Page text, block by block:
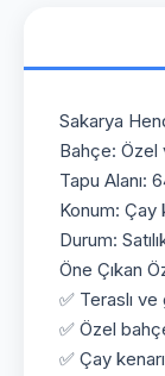
Sakarya
Bahçe: Özel
Tapu Alanı:
Konum: Çay
Durum:
Öne Çıkan
✅ Teraslı ve
✅ Özel
✅ Çay